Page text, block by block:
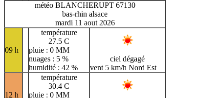
météo BLANCHERUPT 67130
bas-rhin alsace
mardi 11 aout 2026
09 h
température
27.5 C
pluie : 0 MM
nuages : 5 %
humidité : 42 %
ciel dégagé
vent 5 km/h Nord Est
12 h
température
30.4 C
pluie : 0 MM